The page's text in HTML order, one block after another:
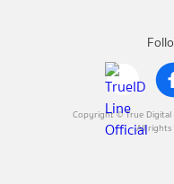
Copyright © True Digital
All rights